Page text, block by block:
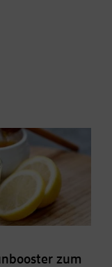
zum